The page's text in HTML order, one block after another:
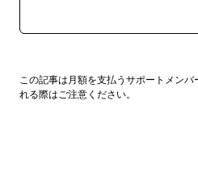
この記事は月額を支払うサポートメン
れる際はご注意ください。